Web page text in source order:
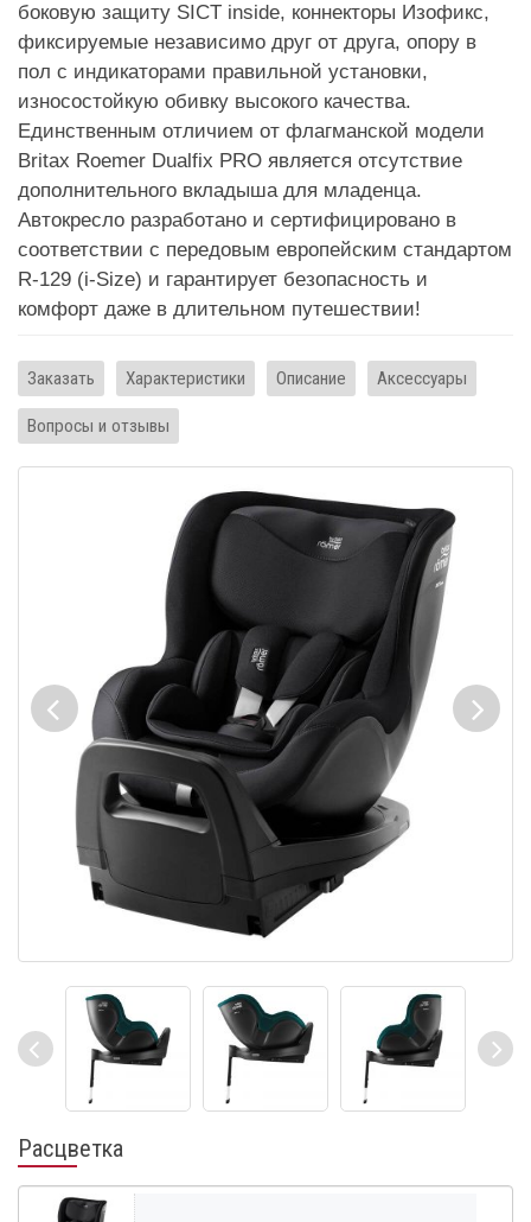
боковую защиту SICT inside, коннекторы Изофикс,
фиксируемые независимо друг от друга, опору в
пол с индикаторами правильной установки,
износостойкую обивку высокого качества.
Единственным отличием от флагманской модели
Britax Roemer Dualfix PRO является отсутствие
дополнительного вкладыша для младенца.
Автокресло разработано и сертифицировано в
соответствии с передовым европейским стандартом
R-129 (i-Size) и гарантирует безопасность и
комфорт даже в длительном путешествии!
Заказать Характеристики Описание Аксессуары
Вопросы и отзывы
Расцветка